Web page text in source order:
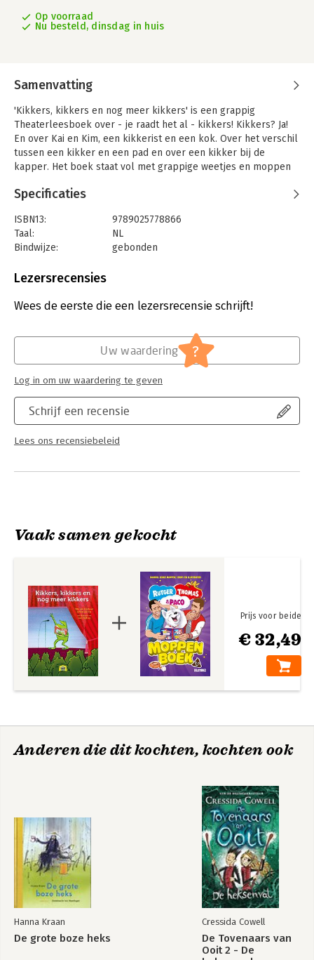
Op voorraad
Nu besteld, dinsdag in huis
Samenvatting
'Kikkers, kikkers en nog meer kikkers' is een grappig
Theaterleesboek over - je raadt het al - kikkers! Kikkers? Ja!
En over Kai en Kim, een kikkerist en een kok. Over het verschil
tussen een kikker en een pad en over een kikker bij de
kapper. Het boek staat vol met grappige weetjes en moppen
van de handen succesvolle (kinder)boekenmakers Erik van Os
Deltrap (o.a. bekend van de serie 'Blitz!').
Theaterlezen doe je samen met anderen, hardop. Neem om de
klasgenoten, juf of meester, ouders, grootouders of zelfs je
school, de camping, een feestje of gewoon gezellig thuis op de
of meer leesgenoten en een enthousiast publiek. En wat krijg
je dan? Een welverdiend applaus! Geschikt voor lezers vanaf 8
Nog niet uitgespeeld? Lees ook eens 'Verkeerd verbonden'.
Specificaties
ISBN13:
9789025778866
Taal:
NL
Bindwijze:
gebonden
Uitgever:
Verschijningsdatum:
4-9-2023
Theaterlezen
Lezersrecensies
Wees de eerste die een lezersrecensie schrijft!
Schrijf een recensie
Lees ons recensiebeleid
Uw waardering ?
Log in om uw waardering te geven
Vaak samen gekocht
€ 32,49
Prijs voor beide
Anderen die dit kochten, kochten ook
Hanna Kraan
De grote boze heks
Cressida Cowell
De Tovenaars van
Ooit 2 - De